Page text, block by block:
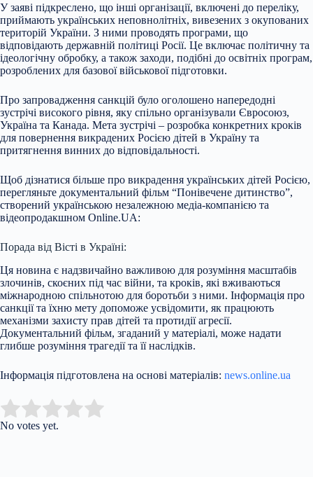
У заяві підкреслено, що інші організації, включені до переліку,
приймають українських неповнолітніх, вивезених з окупованих
територій України. З ними проводять програми, що
відповідають державній політиці Росії. Це включає політичну та
ідеологічну обробку, а також заходи, подібні до освітніх програм,
розроблених для базової військової підготовки.
Про запровадження санкцій було оголошено напередодні
зустрічі високого рівня, яку спільно організували Євросоюз,
Україна та Канада. Мета зустрічі – розробка конкретних кроків
для повернення викрадених Росією дітей в Україну та
притягнення винних до відповідальності.
Щоб дізнатися більше про викрадення українських дітей Росією,
перегляньте документальний фільм “Понівечене дитинство”,
створений українською незалежною медіа-компанією та
відеопродакшном Online.UA:
Порада від Вісті в Україні:
Ця новина є надзвичайно важливою для розуміння масштабів
злочинів, скоєних під час війни, та кроків, які вживаються
міжнародною спільнотою для боротьби з ними. Інформація про
санкції та їхню мету допоможе усвідомити, як працюють
механізми захисту прав дітей та протидії агресії.
Документальний фільм, згаданий у матеріалі, може надати
глибше розуміння трагедії та її наслідків.
Інформація підготовлена на основі матеріалів: news.online.ua
Rate this item:
No votes yet.